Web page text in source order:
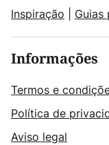
Inspiração
Guias
Informações
Termos e
Política de
Aviso legal